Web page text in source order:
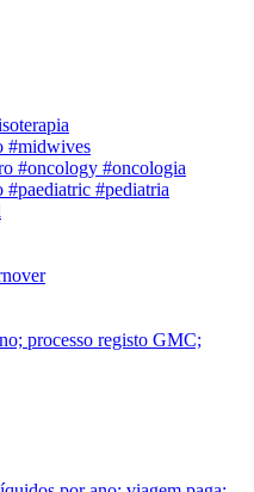
#midwives
#oncology #oncologia
#paediatric #pediatria
processo registo GMC;